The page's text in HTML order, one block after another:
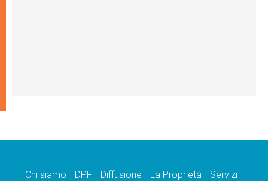
Chi siamo DPF Diffusione La Proprietà
Servizi